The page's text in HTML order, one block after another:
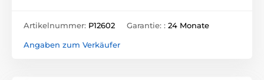
Artikelnummer: P12602 Garantie: : 24 Monate
Angaben zum Verkäufer